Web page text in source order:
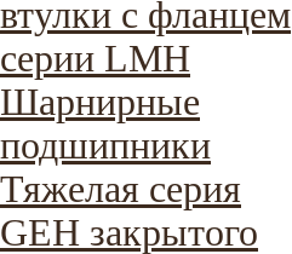
втулки с фланцем
серии LMH
Шарнирные
подшипники
Тяжелая серия
GEH закрытого